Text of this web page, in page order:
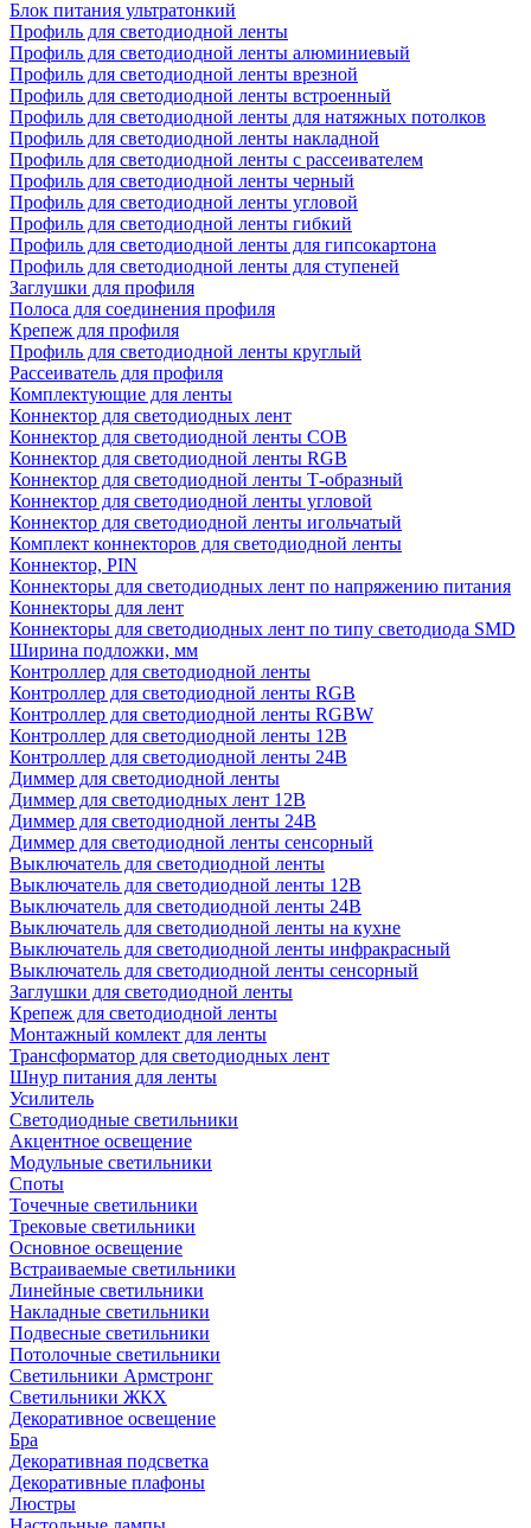
Блок питания ультратонкий
Профиль для светодиодной ленты
Профиль для светодиодной ленты алюминиевый
Профиль для светодиодной ленты врезной
Профиль для светодиодной ленты встроенный
Профиль для светодиодной ленты для натяжных потолков
Профиль для светодиодной ленты накладной
Профиль для светодиодной ленты с рассеивателем
Профиль для светодиодной ленты черный
Профиль для светодиодной ленты угловой
Профиль для светодиодной ленты гибкий
Профиль для светодиодной ленты для гипсокартона
Профиль для светодиодной ленты для ступеней
Заглушки для профиля
Полоса для соединения профиля
Крепеж для профиля
Профиль для светодиодной ленты круглый
Рассеиватель для профиля
Комплектующие для ленты
Коннектор для светодиодных лент
Коннектор для светодиодной ленты COB
Коннектор для светодиодной ленты RGB
Коннектор для светодиодной ленты Т-образный
Коннектор для светодиодной ленты угловой
Коннектор для светодиодной ленты игольчатый
Комплект коннекторов для светодиодной ленты
Коннектор, PIN
Коннекторы для светодиодных лент по напряжению питания
Коннекторы для лент
Коннекторы для светодиодных лент по типу светодиода SMD
Ширина подложки, мм
Контроллер для светодиодной ленты
Контроллер для светодиодной ленты RGB
Контроллер для светодиодной ленты RGBW
Контроллер для светодиодной ленты 12В
Контроллер для светодиодной ленты 24В
Диммер для светодиодной ленты
Диммер для светодиодных лент 12В
Диммер для светодиодной ленты 24В
Диммер для светодиодной ленты сенсорный
Выключатель для светодиодной ленты
Выключатель для светодиодной ленты 12В
Выключатель для светодиодной ленты 24В
Выключатель для светодиодной ленты на кухне
Выключатель для светодиодной ленты инфракрасный
Выключатель для светодиодной ленты сенсорный
Заглушки для светодиодной ленты
Крепеж для светодиодной ленты
Монтажный комлект для ленты
Трансформатор для светодиодных лент
Шнур питания для ленты
Усилитель
Светодиодные светильники
Акцентное освещение
Модульные светильники
Споты
Точечные светильники
Трековые светильники
Основное освещение
Встраиваемые светильники
Линейные светильники
Накладные светильники
Подвесные светильники
Потолочные светильники
Светильники Армстронг
Светильники ЖКХ
Декоративное освещение
Бра
Декоративная подсветка
Декоративные плафоны
Люстры